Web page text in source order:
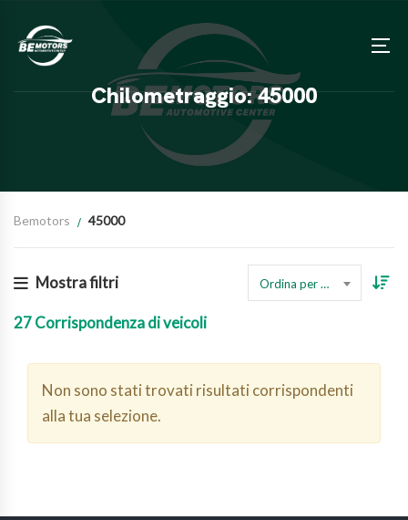
Chilometraggio: 45000
Bemotors 45000
Mostra filtri Ordina per prezzo
27Corrispondenza di veicoli
Non sono stati trovati risultati corrispondenti
alla tua selezione.